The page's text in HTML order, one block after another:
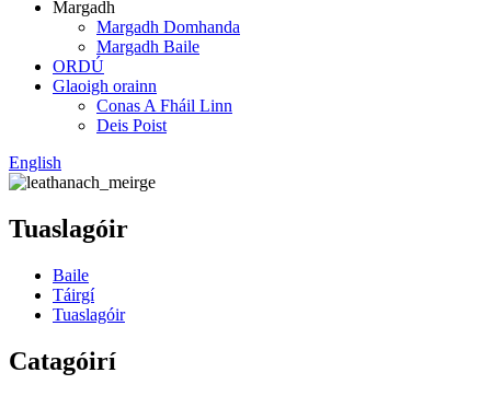
Margadh
Margadh Domhanda
Margadh Baile
ORDÚ
Glaoigh orainn
Conas A Fháil Linn
Deis Poist
English
Tuaslagóir
Baile
Táirgí
Tuaslagóir
Catagóirí